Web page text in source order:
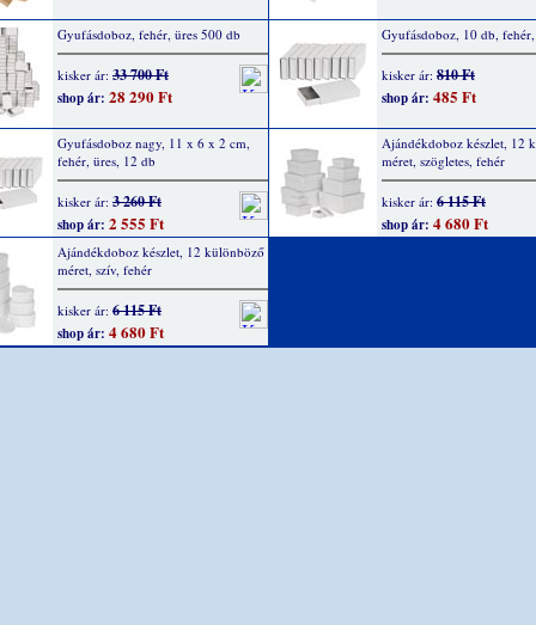
Gyufásdoboz, fehér, üres 500 db
kisker ár: 33 700 Ft
shop ár: 28 290 Ft
Gyufásdoboz, 10 db,
kisker ár: 810 Ft
shop ár: 485 Ft
Gyufásdoboz nagy, 11 x 6 x 2 cm,
fehér, üres, 12 db
kisker ár: 3 260 Ft
shop ár: 2 555 Ft
Ajándékdoboz készlet, 12
méret, szögletes, fehér
kisker ár: 6 115 Ft
shop ár: 4 680 Ft
Ajándékdoboz készlet, 12 különböző
méret, szív, fehér
kisker ár: 6 115 Ft
shop ár: 4 680 Ft